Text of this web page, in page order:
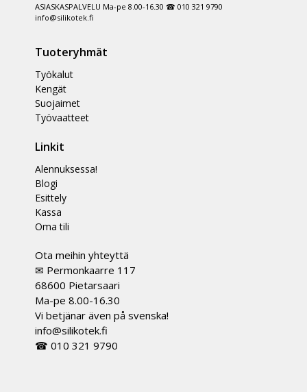
ASIASKASPALVELU Ma-pe 8.00-16.30 ☎ 010 321 9790
info@silikotek.fi
Tuoteryhmät
Työkalut
Kengät
Suojaimet
Työvaatteet
Linkit
Alennuksessa!
Blogi
Esittely
Kassa
Oma tili
Ota meihin yhteyttä
✉ Permonkaarre 117
68600 Pietarsaari
Ma-pe 8.00-16.30
Vi betjänar även på svenska!
info@silikotek.fi
☎ 010 321 9790